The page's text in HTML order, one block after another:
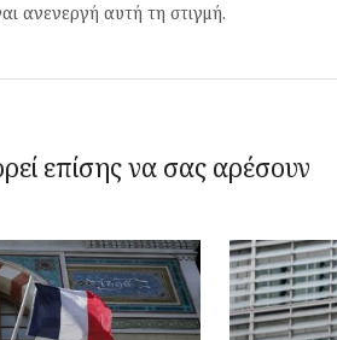
ανενεργή αυτή τη στιγμή.
επίσης να σας αρέσουν